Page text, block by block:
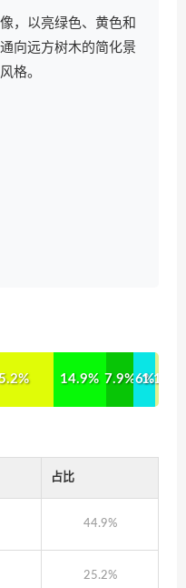
，以亮绿色、黄色和
向远方树木的简化景
格。
14.9% 7.9%6%
1.1%
占比
44.9%
25.2%